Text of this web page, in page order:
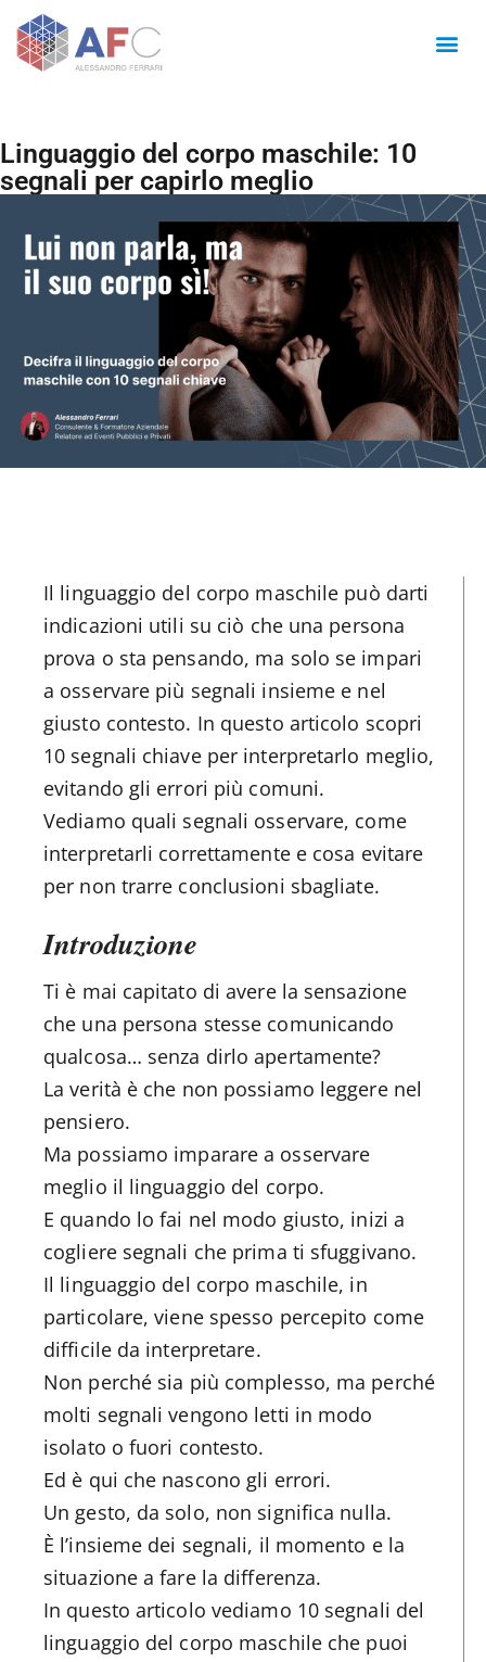
Linguaggio del corpo maschile: 10
segnali per capirlo meglio
Il linguaggio del corpo maschile può darti
indicazioni utili su ciò che una persona
prova o sta pensando, ma solo se impari
a osservare più segnali insieme e nel
giusto contesto. In questo articolo scopri
10 segnali chiave per interpretarlo meglio,
evitando gli errori più comuni.
Vediamo quali segnali osservare, come
interpretarli correttamente e cosa evitare
per non trarre conclusioni sbagliate.
Introduzione
Ti è mai capitato di avere la sensazione
che una persona stesse comunicando
qualcosa… senza dirlo apertamente?
La verità è che non possiamo leggere nel
pensiero.
Ma possiamo imparare a osservare
meglio il linguaggio del corpo.
E quando lo fai nel modo giusto, inizi a
cogliere segnali che prima ti sfuggivano.
Il linguaggio del corpo maschile, in
particolare, viene spesso percepito come
difficile da interpretare.
Non perché sia più complesso, ma perché
molti segnali vengono letti in modo
isolato o fuori contesto.
Ed è qui che nascono gli errori.
Un gesto, da solo, non significa nulla.
È l’insieme dei segnali, il momento e la
situazione a fare la differenza.
In questo articolo vediamo 10 segnali del
linguaggio del corpo maschile che puoi